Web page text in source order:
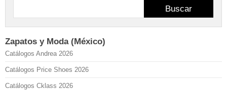
Buscar
Zapatos y Moda (México)
Catálogos Andrea 2026
Catálogos Price Shoes 2026
Catálogos Cklass 2026